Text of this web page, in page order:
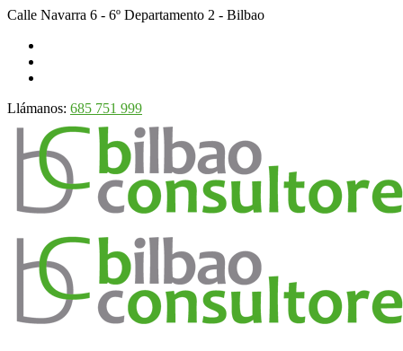
Calle Navarra 6 - 6º Departamento 2 - Bilbao
Llámanos: 685 751 999